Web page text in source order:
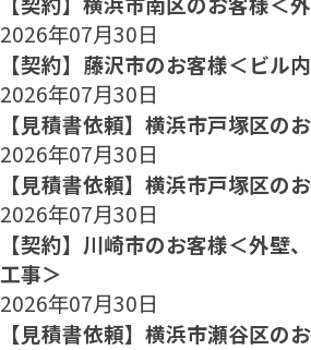
2026年07月30日
【契約】藤沢市のお客様＜ビル
2026年07月30日
【見積書依頼】横浜市戸塚区の
2026年07月30日
【見積書依頼】横浜市戸塚区の
2026年07月30日
【契約】川崎市のお客様＜外壁
工事＞
2026年07月30日
【見積書依頼】横浜市瀬谷区の